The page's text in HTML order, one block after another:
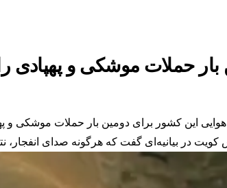
حملات موشکی و پهپادی
این کشور برای دومین بار حملات موشکی و
در بیانیه‌ای گفت که هرگونه صدای